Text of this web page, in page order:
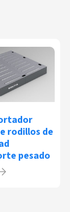
rodillos de
pesado